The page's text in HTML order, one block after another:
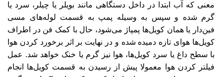
معنی که آب ابتدا در داخل دستگاهی مانند بویلر یا چیلر، سرد یا
گرم شده و سپس به وسیله پمپ به قسمت لوله‌های مسی
فین‌دار یا همان کویل‌ها پمپاژ می‌شود، حال با کمک فن در اطراف
کویل‌ها هوای تازه دمیده شده و در نهایت بر اثر برخورد کردن هوا
با سطح داغ یا سرد کویل‌ها، هوا نیز گرم یا خنک خواهد شد. عمل
فیلتر کردن هوا معمولا پیش از رسیدن به قسمت کویل‌ها انجام